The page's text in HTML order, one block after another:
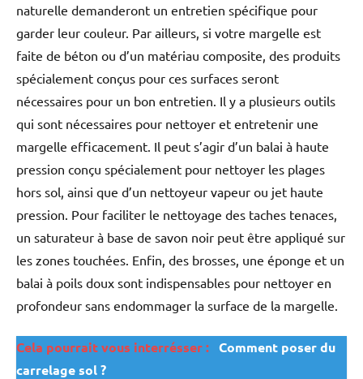
naturelle demanderont un entretien spécifique pour
garder leur couleur. Par ailleurs, si votre margelle est
faite de béton ou d’un matériau composite, des produits
spécialement conçus pour ces surfaces seront
nécessaires pour un bon entretien. Il y a plusieurs outils
qui sont nécessaires pour nettoyer et entretenir une
margelle efficacement. Il peut s’agir d’un balai à haute
pression conçu spécialement pour nettoyer les plages
hors sol, ainsi que d’un nettoyeur vapeur ou jet haute
pression. Pour faciliter le nettoyage des taches tenaces,
un saturateur à base de savon noir peut être appliqué sur
les zones touchées. Enfin, des brosses, une éponge et un
balai à poils doux sont indispensables pour nettoyer en
profondeur sans endommager la surface de la margelle.
Cela pourrait vous interrésser : Comment poser du
carrelage sol ?